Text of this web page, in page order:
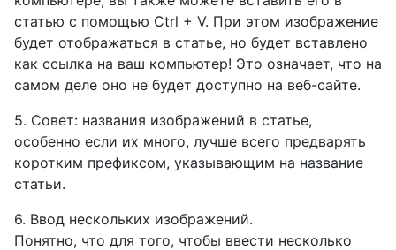
статью с помощью Ctrl + V. При этом изображение
будет отображаться в статье, но будет вставлено
как ссылка на ваш компьютер! Это означает, что на
самом деле оно не будет доступно на веб-сайте.
5. Совет: названия изображений в статье,
особенно если их много, лучше всего предварять
коротким префиксом, указывающим на название
статьи.
6. Ввод нескольких изображений.
Понятно, что для того, чтобы ввести несколько